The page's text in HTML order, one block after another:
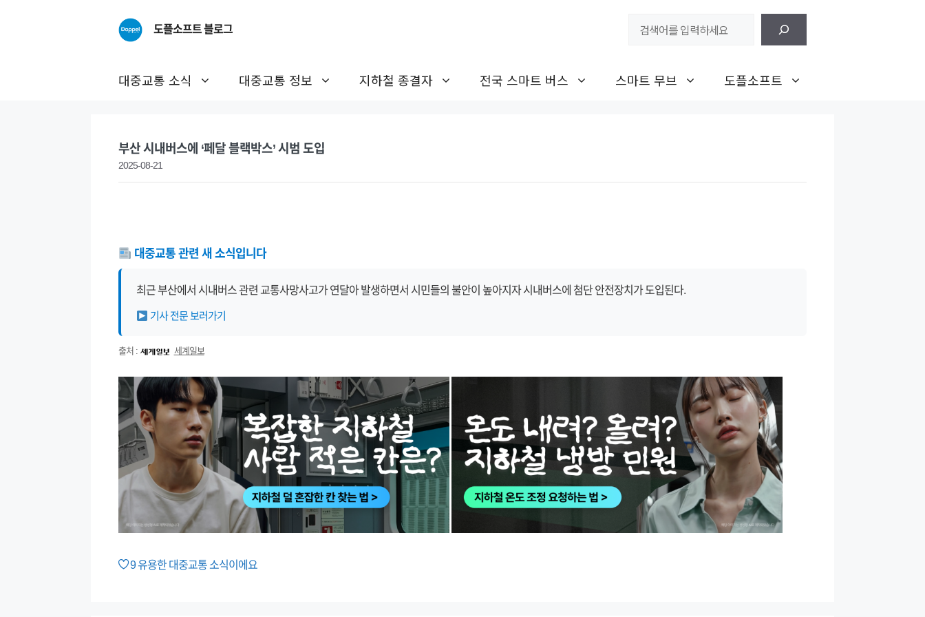
도플소프트 블로그
대중교통 소식 대중교통 정보 지하철 종결자 전국 스마트 버스 스마트 무브 도플소프트
부산 시내버스에 ‘페달 블랙박스’ 시범 도입
2025-08-21
대중교통 관련 새 소식입니다
최근 부산에서 시내버스 관련 교통사망사고가 연달아 발생하면서 시민들의 불안이 높아지자 시내버스에 첨단 안전장치가 도입된다.
기사 전문 보러가기
출처 : 세계일보
9유용한 대중교통 소식이에요